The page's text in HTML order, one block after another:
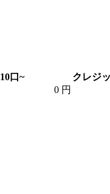
10口~ クレジ
0 円